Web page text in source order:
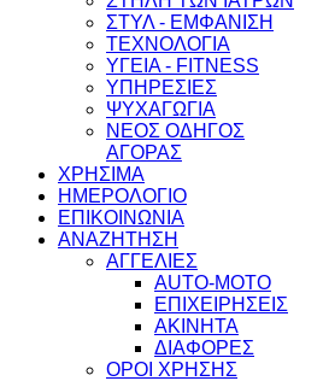
ΣΤΥΛ - ΕΜΦΑΝΙΣΗ
ΤΕΧΝΟΛΟΓΙΑ
ΥΓΕΙΑ - FITNESS
ΥΠΗΡΕΣΙΕΣ
ΨΥΧΑΓΩΓΙΑ
ΝΕΟΣ ΟΔΗΓΟΣ
ΑΓΟΡΑΣ
ΧΡΗΣΙΜΑ
ΗΜΕΡΟΛΟΓΙΟ
ΕΠΙΚΟΙΝΩΝΙΑ
ΑΝΑΖΗΤΗΣΗ
ΑΓΓΕΛΙΕΣ
AUTO-MOTO
ΕΠΙΧΕΙΡΗΣΕΙΣ
ΑΚΙΝΗΤΑ
ΔΙΑΦΟΡΕΣ
ΟΡΟΙ ΧΡΗΣΗΣ